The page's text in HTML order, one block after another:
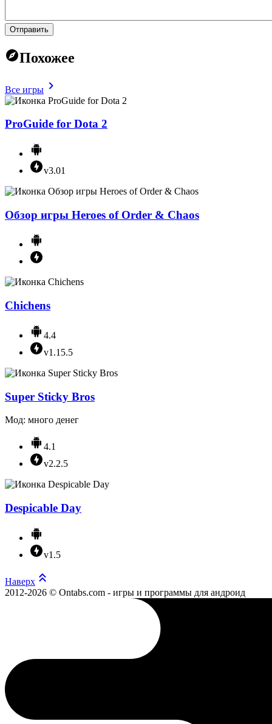
Отправить
Похожее
Все игры
ProGuide for Dota 2
v3.01
Обзор игры Heroes of Order & Chaos
Chichens
4.4
v1.15.5
Super Sticky Bros
Мод: много денег
4.1
v2.2.5
Despicable Day
v1.5
Наверх
2012-2026 © Ontabs.com - игры и программы для андроид